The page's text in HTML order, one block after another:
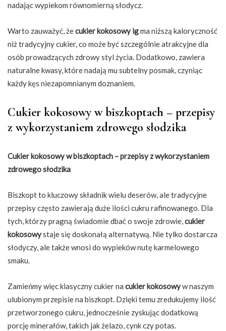
nadając wypiekom równomierną słodycz.
Warto zauważyć, żecukier kokosowy igma niższą kaloryczność
niż tradycyjny cukier, co może być szczególnie atrakcyjne dla
osób prowadzących zdrowy styl życia. Dodatkowo, zawiera
naturalne kwasy, które nadają mu subtelny posmak, czyniąc
każdy kęs niezapomnianym doznaniem.
Cukier kokosowy w biszkoptach – przepisy
z wykorzystaniem zdrowego słodzika
Cukier kokosowy w biszkoptach – przepisy z wykorzystaniem
zdrowego słodzika
Biszkopt to kluczowy składnik wielu deserów, ale tradycyjne
przepisy często zawierają duże ilości cukru rafinowanego. Dla
tych, którzy pragną świadomie dbać o swoje zdrowie,cukier
kokosowystaje się doskonałą alternatywą. Nie tylko dostarcza
słodyczy, ale także wnosi do wypieków nutę karmelowego
smaku.
Zamieńmy więc klasyczny cukier na cukier kokosowyw naszym
ulubionym przepisie na biszkopt. Dzięki temu zredukujemy ilość
przetworzonego cukru, jednocześnie zyskując dodatkową
porcję minerałów, takich jak żelazo, cynk czy potas.